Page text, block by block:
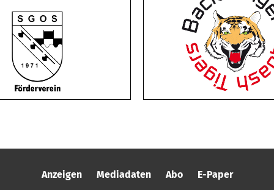
Anzeigen Mediadaten Abo E-Paper